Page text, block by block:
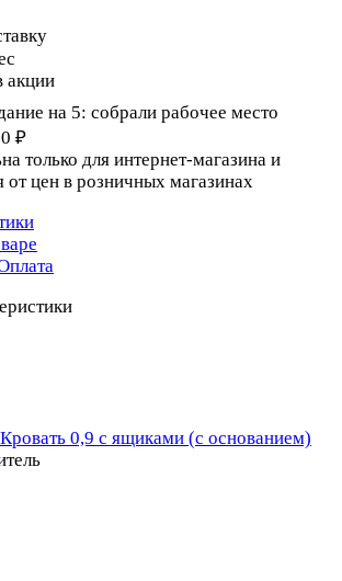
акции
на 5: собрали рабочее место
₽
только для интернет-магазина и
от цен в розничных магазинах
0,9 с ящиками (с основанием)